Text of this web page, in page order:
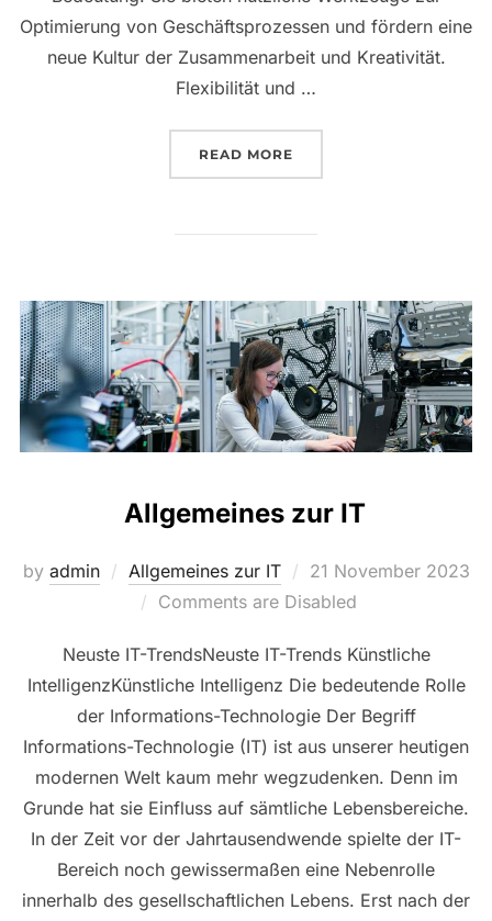
Optimierung von Geschäftsprozessen und fördern eine
neue Kultur der Zusammenarbeit und Kreativität.
Flexibilität und …
READ MORE
Allgemeines zur IT
by admin Allgemeines zur IT
Posted
on
21 November 2023
Comments are Disabled
Neuste IT-TrendsNeuste IT-Trends Künstliche
IntelligenzKünstliche Intelligenz Die bedeutende Rolle
der Informations-Technologie Der Begriff
Informations-Technologie (IT) ist aus unserer heutigen
modernen Welt kaum mehr wegzudenken. Denn im
Grunde hat sie Einfluss auf sämtliche Lebensbereiche.
In der Zeit vor der Jahrtausendwende spielte der IT-
Bereich noch gewissermaßen eine Nebenrolle
innerhalb des gesellschaftlichen Lebens. Erst nach der